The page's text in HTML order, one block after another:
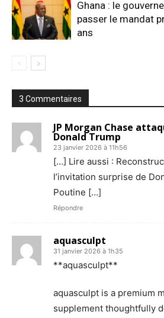
Ghana : le
passer le mandat
ans
3 Commentaires
JP Morgan Chase
Donald Trump
23 janvier 2026 à 11h56
[…] Lire aussi :
l’invitation surprise de
Poutine […]
Répondre
aquasculpt
31 janvier 2026 à 1h35
**aquasculpt**
aquasculpt is a premium
supplement thoughtfully